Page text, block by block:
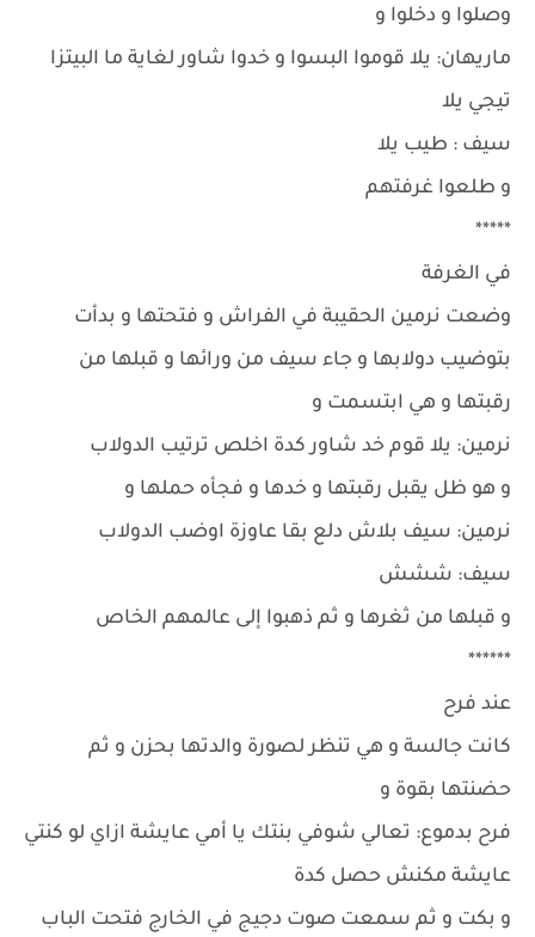
وصلوا و دخلوا و
ماريهان: يلا قوموا البسوا و خدوا شاور لغاية ما البيتزا
تيجي يلا
سيف : طيب يلا
و طلعوا غرفتهم
*****
في الغرفة
وضعت نرمين الحقيبة في الفراش و فتحتها و بدأت
بتوضيب دولابها و جاء سيف من ورائها و قبلها من
رقبتها و هي ابتسمت و
نرمين: يلا قوم خد شاور كدة اخلص ترتيب الدولاب
و هو ظل يقبل رقبتها و خدها و فجأه حملها و
نرمين: سيف بلاش دلع بقا عاوزة اوضب الدولاب
سيف: ششش
و قبلها من ثغرها و ثم ذهبوا إلى عالمهم الخاص
******
عند فرح
كانت جالسة و هي تنظر لصورة والدتها بحزن و ثم
حضنتها بقوة و
فرح بدموع: تعالي شوفي بنتك يا أمي عايشة ازاي لو كنتي
عايشة مكنش حصل كدة
و بكت و ثم سمعت صوت دجيج في الخارج فتحت الباب